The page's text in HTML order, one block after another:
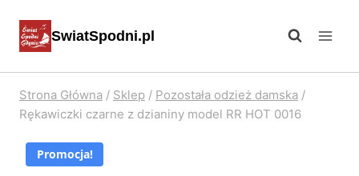
SwiatSpodni.pl
Strona Główna / Sklep / Pozostała odzież damska /
Rękawiczki czarne z dzianiny model RR HOT 0016
Promocja!